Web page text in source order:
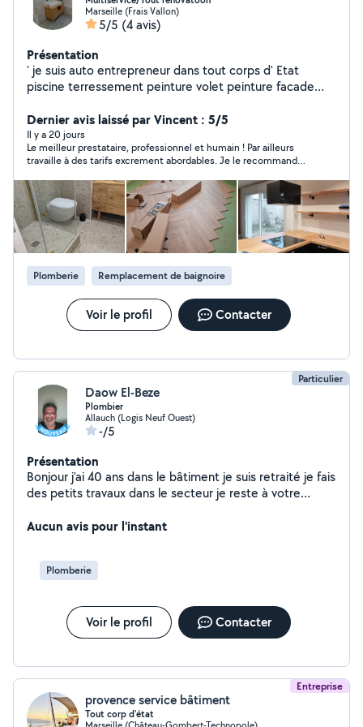
Marseille (Frais Vallon)
5/5 (4 avis)
Présentation
' je suis auto entrepreneur dans tout corps d' Etat
piscine terressement peinture volet peinture facade
Dernier avis laissé par Vincent : 5/5
Il y a 20 jours
Le meilleur prestataire, professionnel et humain ! Par ailleurs
travaille à des tarifs excrement abordables. Je le recommande à
cela existe et il en est là preuve.
Plomberie Remplacement de baignoire
Voir le profil Contacter
Particulier
Daow El-Beze
Plombier
Allauch (Logis Neuf Ouest)
-/5
Présentation
Bonjour j'ai 40 ans dans le bâtiment je suis retraité je fais
des petits travaux dans le secteur je reste à votre
Aucun avis pour l'instant
Plomberie
Voir le profil Contacter
Entreprise
provence service bâtiment
Tout corp d'état